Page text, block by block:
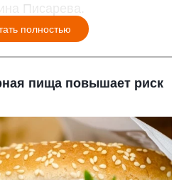
Писарева.
полностью
пища повышает риск